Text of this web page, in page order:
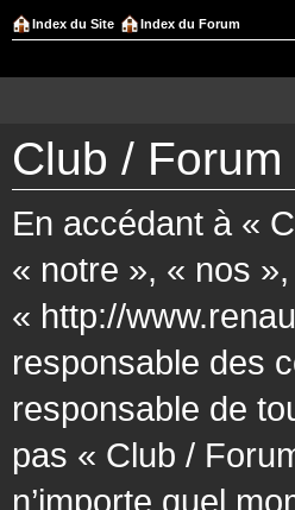
Index du Site Index du Forum
Club /
En accédant à «
« notre », « nos
« http://
responsable des
responsable de
pas « Club /
n’importe quel